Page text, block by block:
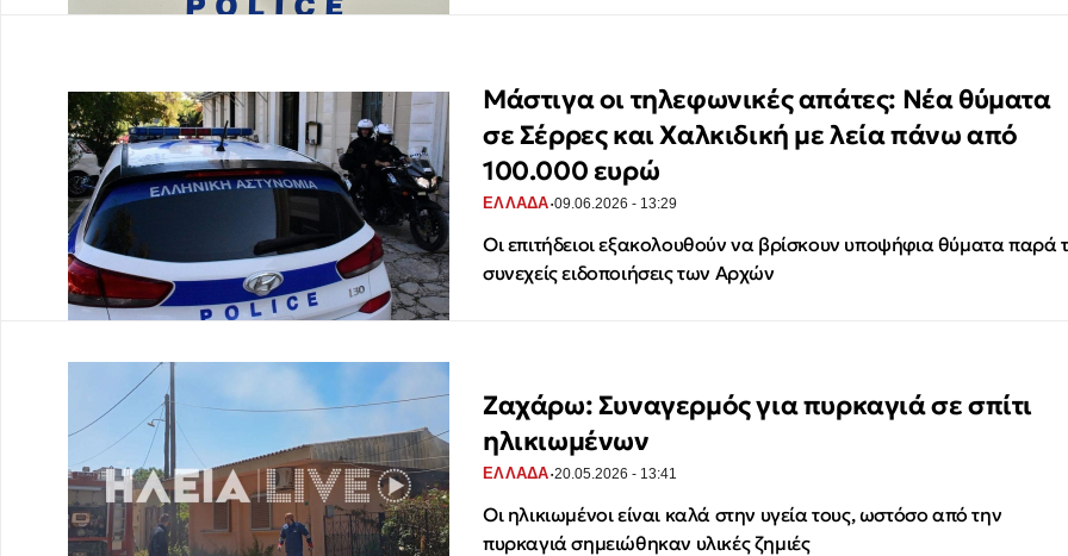
Μάστιγα οι τηλεφωνικές απάτες: Νέα θύματα
σε Σέρρες και Χαλκιδική με λεία πάνω από
100.000 ευρώ
ΕΛΛΑΔΑ·09.06.2026 - 13:29
Οι επιτήδειοι εξακολουθούν να βρίσκουν υποψήφια θύματα παρά
συνεχείς ειδοποιήσεις των Αρχών
Ζαχάρω: Συναγερμός για πυρκαγιά σε σπίτι
ηλικιωμένων
ΕΛΛΑΔΑ·20.05.2026 - 13:41
Οι ηλικιωμένοι είναι καλά στην υγεία τους, ωστόσο από την
πυρκαγιά σημειώθηκαν υλικές ζημιές